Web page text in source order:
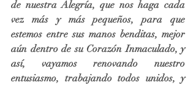
de nuestra Alegría, que nos haga cada
vez más y más pequeños, para que
estemos entre sus manos benditas, mejor
aún dentro de su Corazón Inmaculado, y
así, vayamos renovando nuestro
entusiasmo, trabajando todos unidos, y